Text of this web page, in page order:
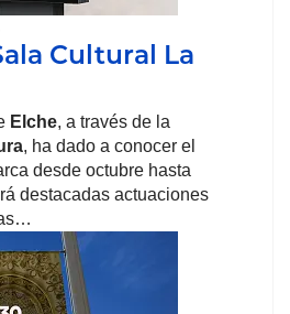
Cultural La
Elche, a través de la
, ha dado a conocer el
desde octubre hasta
destacadas actuaciones